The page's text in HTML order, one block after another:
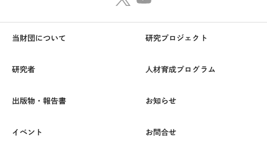
当財団について 研究プロジェクト
研究者 人材育成プログラム
出版物・報告書 お知らせ
イベント お問合せ